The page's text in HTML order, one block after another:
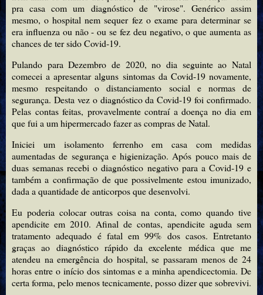
pra casa com um diagnóstico de "virose". Genérico assim
mesmo, o hospital nem sequer fez o exame para determinar se
era influenza ou não - ou se fez deu negativo, o que aumenta as
chances de ter sido Covid-19.
Pulando para Dezembro de 2020, no dia seguinte ao Natal
comecei a apresentar alguns sintomas da Covid-19 novamente,
mesmo respeitando o distanciamento social e normas de
segurança. Desta vez o diagnóstico da Covid-19 foi confirmado.
Pelas contas feitas, provavelmente contraí a doença no dia em
que fui a um hipermercado fazer as compras de Natal.
Iniciei um isolamento ferrenho em casa com medidas
aumentadas de segurança e higienização. Após pouco mais de
duas semanas recebi o diagnóstico negativo para a Covid-19 e
também a confirmação de que possivelmente estou imunizado,
dada a quantidade de anticorpos que desenvolvi.
Eu poderia colocar outras coisa na conta, como quando tive
apendicite em 2010. Afinal de contas, apendicite aguda sem
tratamento adequado é fatal em 99% dos casos. Entretanto
graças ao diagnóstico rápido da excelente médica que me
atendeu na emergência do hospital, se passaram menos de 24
horas entre o início dos sintomas e a minha apendicectomia. De
certa forma, pelo menos tecnicamente, posso dizer que sobrevivi.